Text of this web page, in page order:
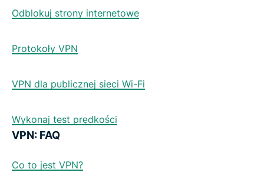
Odblokuj strony internetowe
Protokoły VPN
VPN dla publicznej sieci Wi-Fi
Wykonaj test prędkości
VPN: FAQ
Co to jest VPN?